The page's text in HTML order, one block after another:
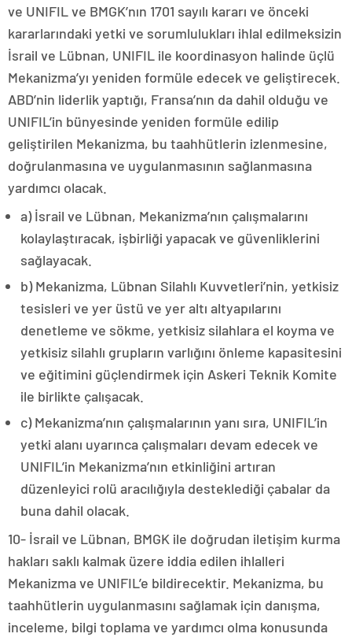
ve UNIFIL ve BMGK’nın 1701 sayılı kararı ve önceki
kararlarındaki yetki ve sorumlulukları ihlal edilmeksizin
İsrail ve Lübnan, UNIFIL ile koordinasyon halinde üçlü
Mekanizma’yı yeniden formüle edecek ve geliştirecek.
ABD’nin liderlik yaptığı, Fransa’nın da dahil olduğu ve
UNIFIL’in bünyesinde yeniden formüle edilip
geliştirilen Mekanizma, bu taahhütlerin izlenmesine,
doğrulanmasına ve uygulanmasının sağlanmasına
yardımcı olacak.
a) İsrail ve Lübnan, Mekanizma’nın çalışmalarını
kolaylaştıracak, işbirliği yapacak ve güvenliklerini
sağlayacak.
b) Mekanizma, Lübnan Silahlı Kuvvetleri’nin, yetkisiz
tesisleri ve yer üstü ve yer altı altyapılarını
denetleme ve sökme, yetkisiz silahlara el koyma ve
yetkisiz silahlı grupların varlığını önleme kapasitesini
ve eğitimini güçlendirmek için Askeri Teknik Komite
ile birlikte çalışacak.
c) Mekanizma’nın çalışmalarının yanı sıra, UNIFIL’in
yetki alanı uyarınca çalışmaları devam edecek ve
UNIFIL’in Mekanizma’nın etkinliğini artıran
düzenleyici rolü aracılığıyla desteklediği çabalar da
buna dahil olacak.
10- İsrail ve Lübnan, BMGK ile doğrudan iletişim kurma
hakları saklı kalmak üzere iddia edilen ihlalleri
Mekanizma ve UNIFIL’e bildirecektir. Mekanizma, bu
taahhütlerin uygulanmasını sağlamak için danışma,
inceleme, bilgi toplama ve yardımcı olma konusunda